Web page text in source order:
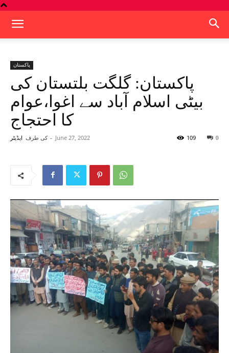
پاکستان
پاکستان: گلگت بلتستان کی
بیٹی اسلام آباد سے اغوا،عوام
کا احتجاج
کی طرف ایڈیٹر - June 27, 2022 0
109